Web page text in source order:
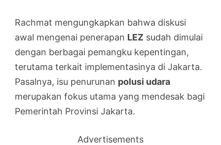
Rachmat mengungkapkan bahwa diskusi
awal mengenai penerapan LEZ sudah dimulai
dengan berbagai pemangku kepentingan,
terutama terkait implementasinya di Jakarta.
Pasalnya, isu penurunan polusi udara
merupakan fokus utama yang mendesak bagi
Pemerintah Provinsi Jakarta.
Advertisements